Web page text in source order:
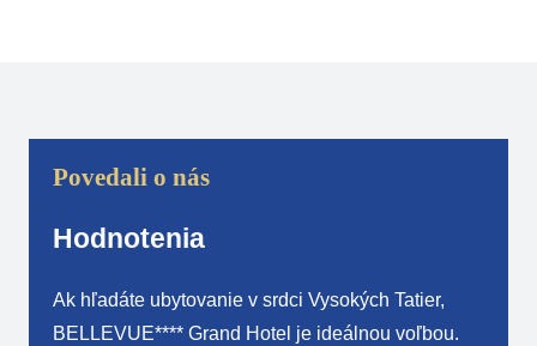
Povedali o nás
Hodnotenia
Ak hľadáte ubytovanie v srdci Vysokých Tatier,
BELLEVUE**** Grand Hotel je ideálnou voľbou.